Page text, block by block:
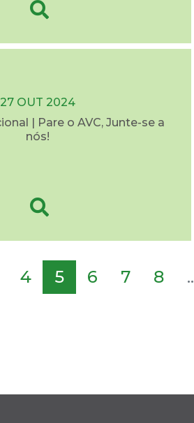
27 OUT 2024
| Pare o AVC, Junte-se a
nós!
4 5 6 7 8